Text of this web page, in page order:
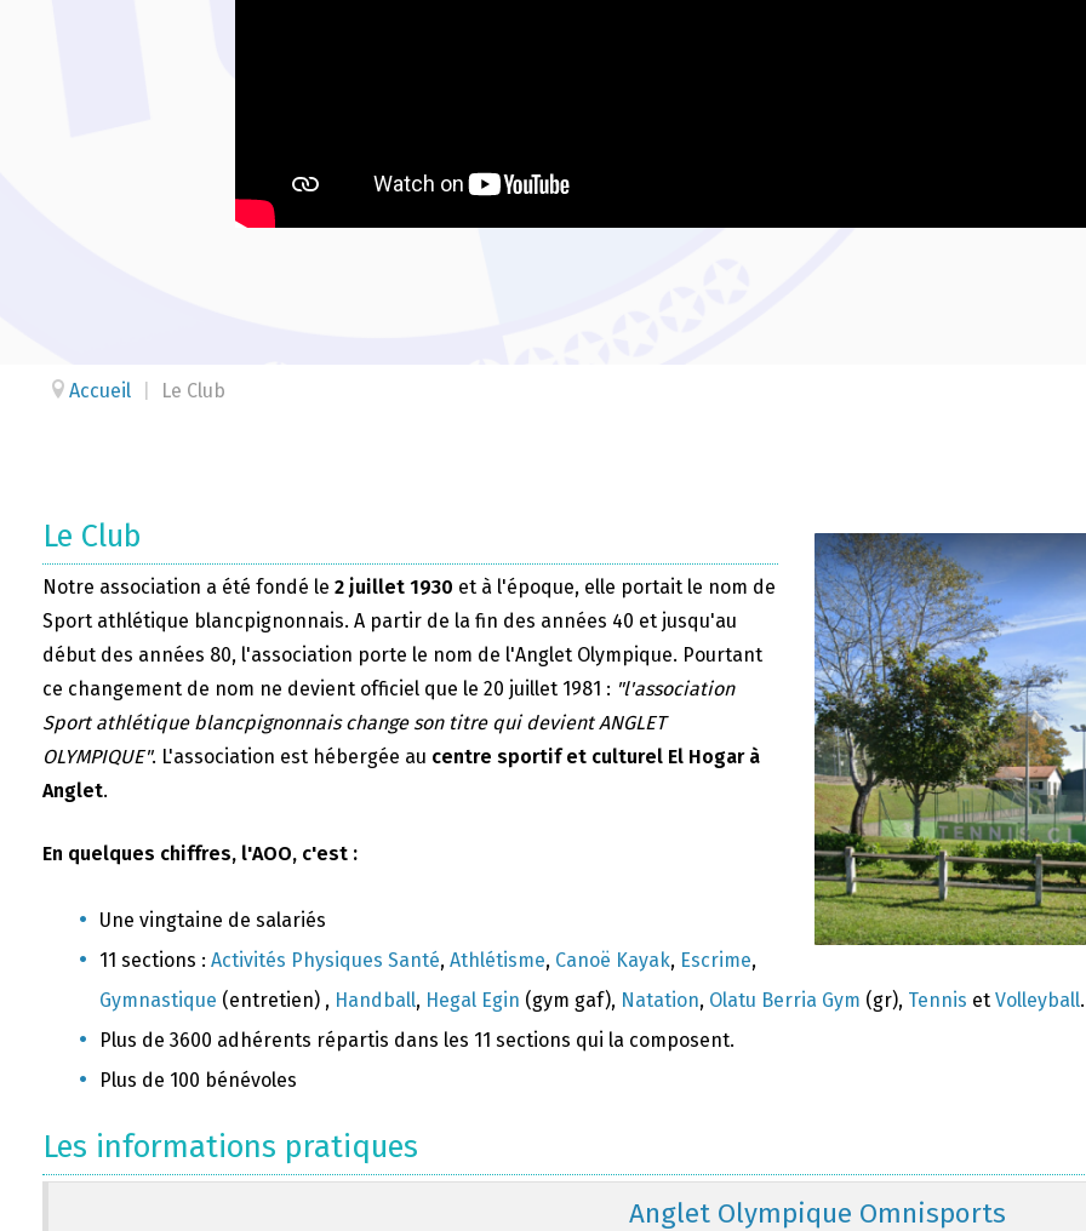
Accueil Le Club
Le Club
Notre association a été fondé le 2 juillet 1930 et à l'époque, elle portait le nom de
Sport athlétique blancpignonnais. A partir de la fin des années 40 et jusqu'au
début des années 80, l'association porte le nom de l'Anglet Olympique. Pourtant
ce changement de nom ne devient officiel que le 20 juillet 1981 : "l'association
Sport athlétique blancpignonnais change son titre qui devient ANGLET
OLYMPIQUE". L'association est hébergée au centre sportif et culturel El Hogar à
Anglet.
En quelques chiffres, l'AOO, c'est :
Une vingtaine de salariés
11 sections : Activités Physiques Santé, Athlétisme, Canoë Kayak, Escrime,
Gymnastique (entretien) , Handball, Hegal Egin (gym gaf), Natation, Olatu Berria Gym (gr), Tennis et Volleyball.
Plus de 3600 adhérents répartis dans les 11 sections qui la composent.
Plus de 100 bénévoles
Les informations pratiques
Anglet Olympique Omnisports